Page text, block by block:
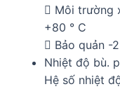
 Môi trường
+80 ° C
 Bảo quản -
Nhiệt độ bù.
Hệ số nhiệt